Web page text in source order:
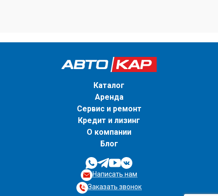
Каталог
Аренда
Сервис и ремонт
Кредит и лизинг
О компании
Блог
Написать нам
Заказать звонок